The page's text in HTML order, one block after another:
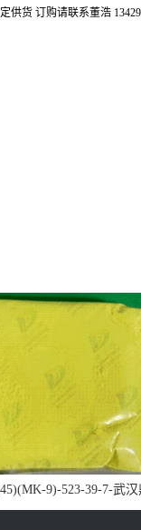
货 订购请联系董浩
9)-523-39-7-武汉
药业大量现货供应